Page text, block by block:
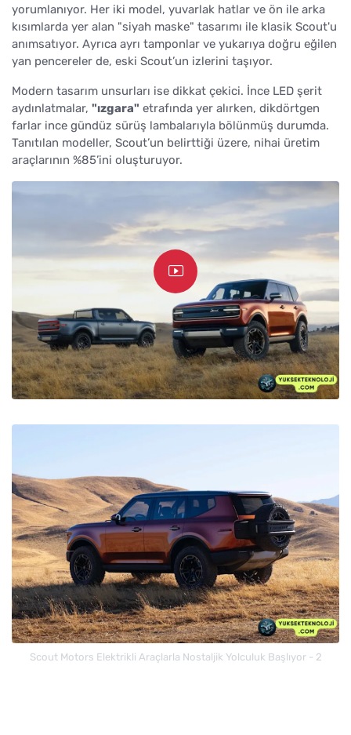
yorumlanıyor. Her iki model, yuvarlak hatlar ve ön ile arka
kısımlarda yer alan "siyah maske" tasarımı ile klasik Scout'u
anımsatıyor. Ayrıca ayrı tamponlar ve yukarıya doğru eğilen
yan pencereler de, eski Scout’un izlerini taşıyor.
Modern tasarım unsurları ise dikkat çekici. İnce LED şerit
aydınlatmalar, "ızgara" etrafında yer alırken, dikdörtgen
farlar ince gündüz sürüş lambalarıyla bölünmüş durumda.
Tanıtılan modeller, Scout’un belirttiği üzere, nihai üretim
araçlarının %85’ini oluşturuyor.
Scout Motors Elektrikli Araçlarla Nostaljik Yolculuk Başlıyor - 2